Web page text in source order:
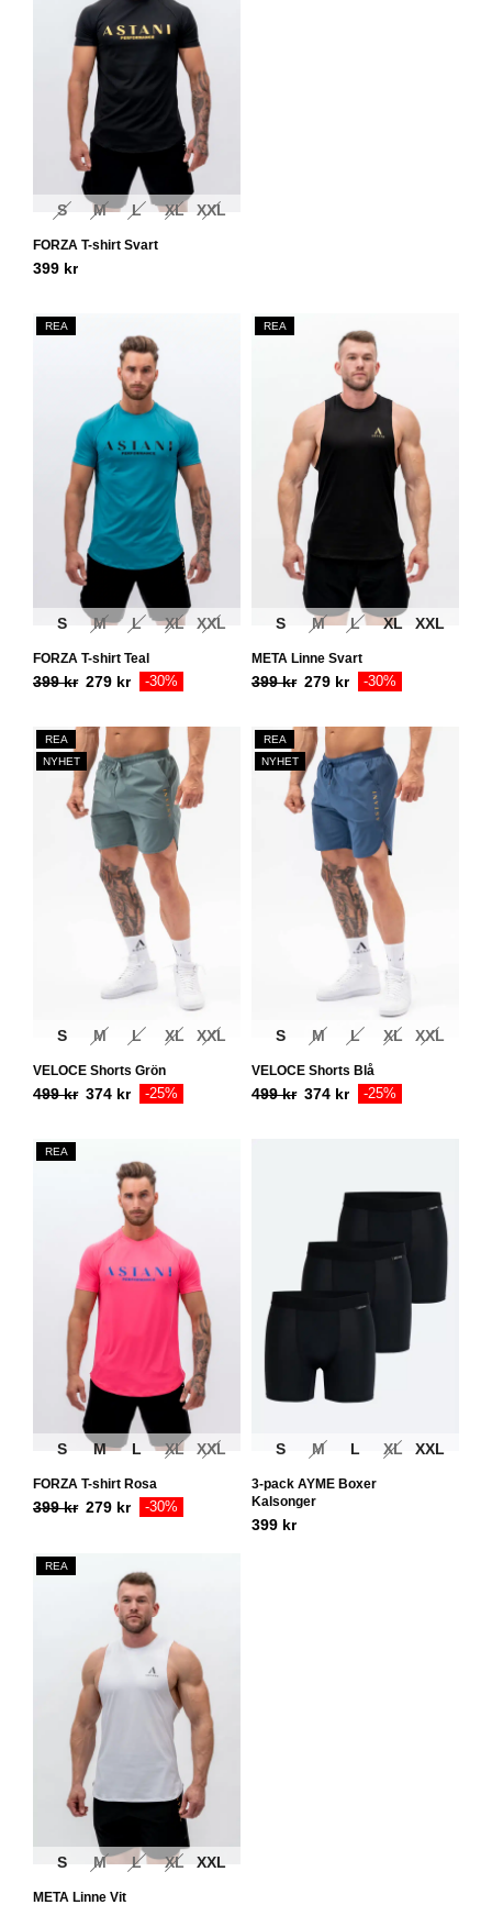
S M L XL XXL
FORZA T-shirt Svart
399 kr
REA
S M L XL XXL
FORZA T-shirt Teal
399kr 279 kr -30%
REA
S M L XL XXL
META Linne Svart
399kr 279 kr -30%
REA
NYHET
S M L XL XXL
VELOCE Shorts Grön
499kr 374 kr -25%
REA
NYHET
S M L XL XXL
VELOCE Shorts Blå
499kr 374 kr -25%
REA
S M L XL XXL
FORZA T-shirt Rosa
399kr 279 kr -30%
S M L XL XXL
3-pack AYME Boxer
Kalsonger
399 kr
REA
S M L XL XXL
META Linne Vit